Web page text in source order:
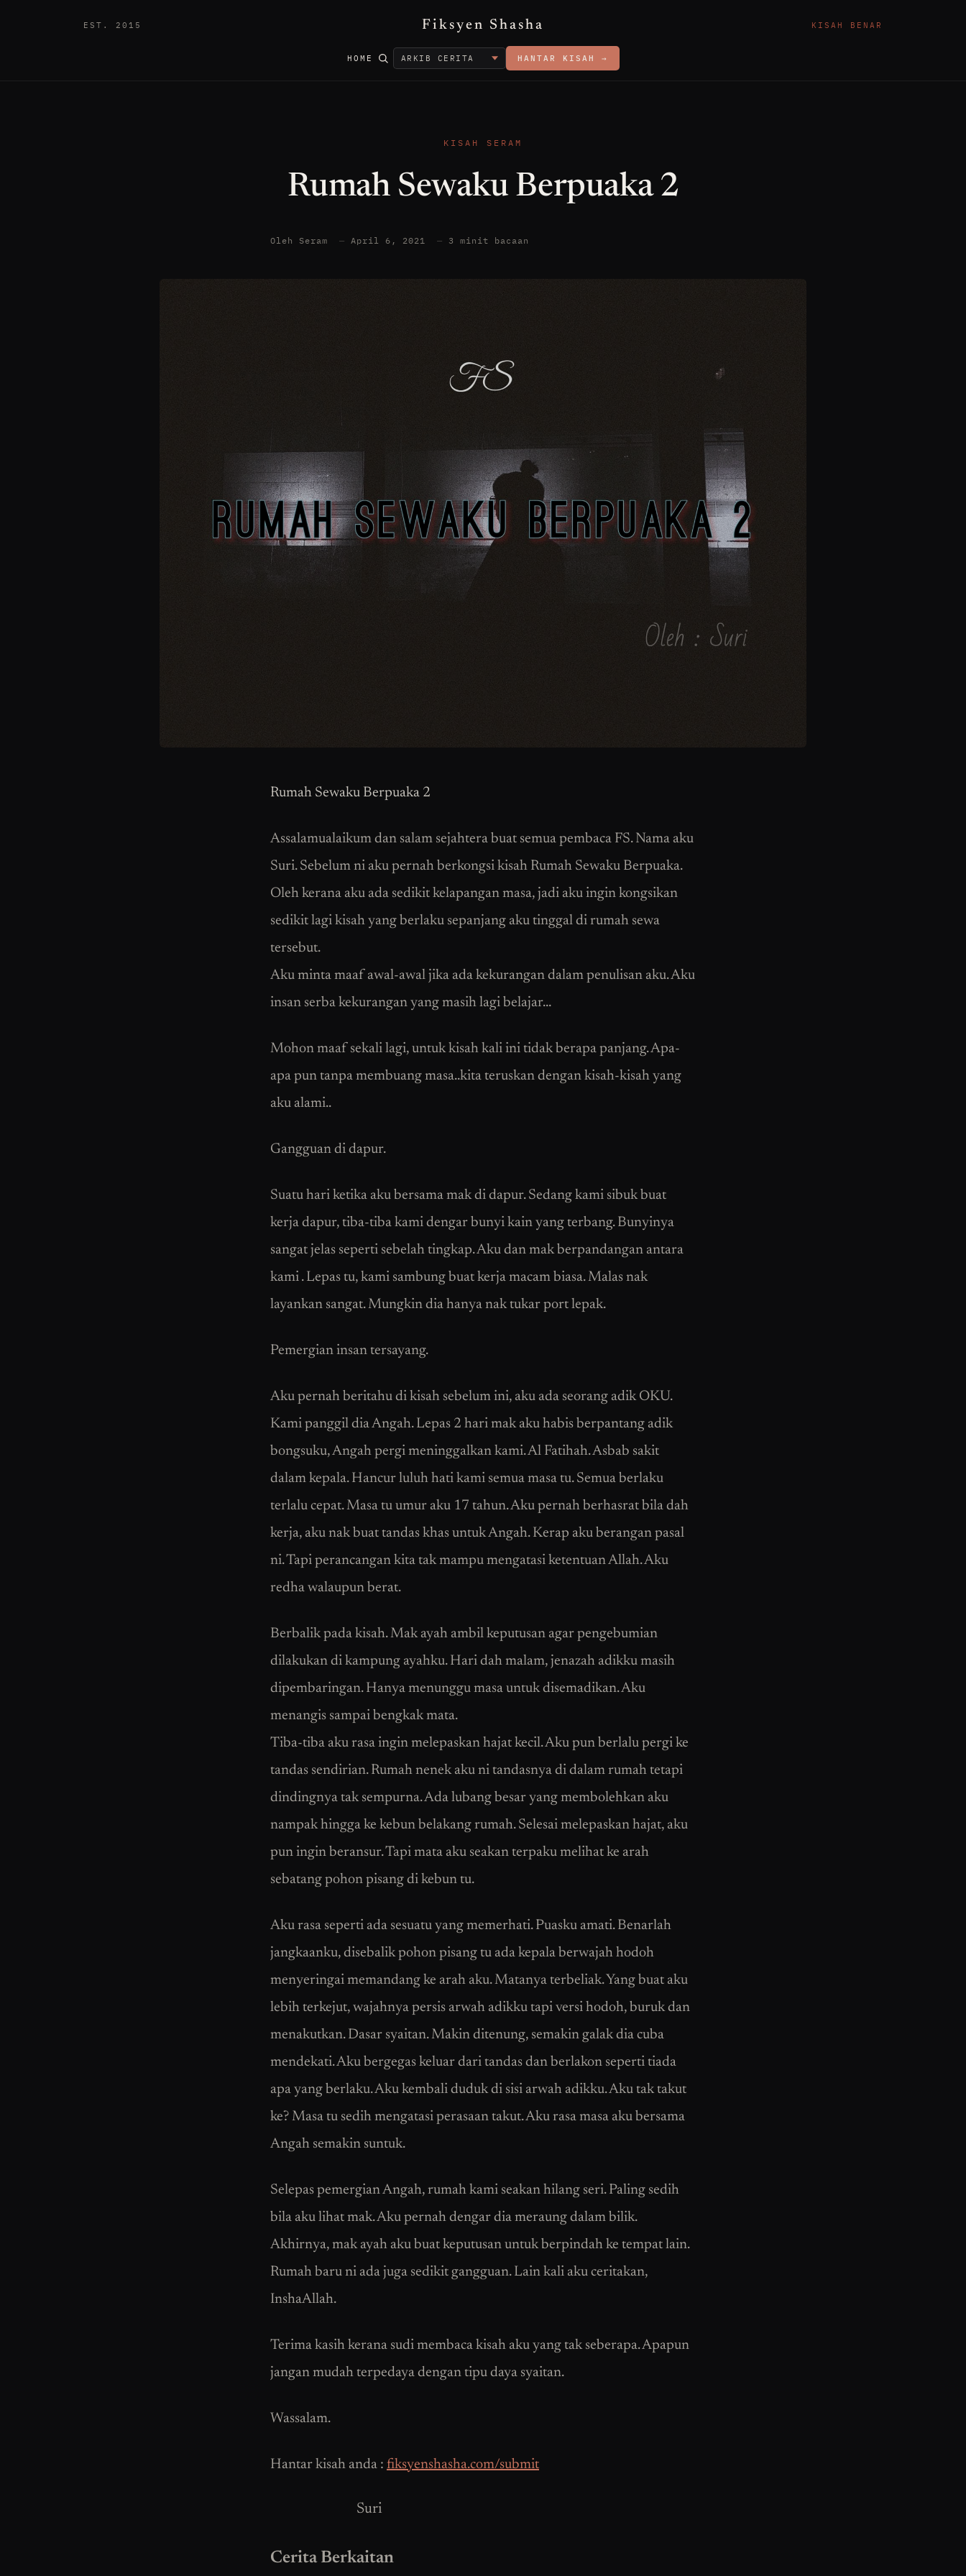
EST. 2015 Fiksyen Shasha KISAH BENAR
HOME HANTAR KISAH →
KISAH SERAM
Rumah Sewaku Berpuaka 2
Oleh Seram — April 6, 2021 — 3 minit bacaan
Rumah Sewaku Berpuaka 2
Assalamualaikum dan salam sejahtera buat semua pembaca FS. Nama aku
Suri. Sebelum ni aku pernah berkongsi kisah Rumah Sewaku Berpuaka.
Oleh kerana aku ada sedikit kelapangan masa, jadi aku ingin kongsikan
sedikit lagi kisah yang berlaku sepanjang aku tinggal di rumah sewa
tersebut.
Aku minta maaf awal-awal jika ada kekurangan dalam penulisan aku. Aku
insan serba kekurangan yang masih lagi belajar…
Mohon maaf sekali lagi, untuk kisah kali ini tidak berapa panjang. Apa-
apa pun tanpa membuang masa..kita teruskan dengan kisah-kisah yang
aku alami..
Gangguan di dapur.
Suatu hari ketika aku bersama mak di dapur. Sedang kami sibuk buat
kerja dapur, tiba-tiba kami dengar bunyi kain yang terbang. Bunyinya
sangat jelas seperti sebelah tingkap. Aku dan mak berpandangan antara
kami . Lepas tu, kami sambung buat kerja macam biasa. Malas nak
layankan sangat. Mungkin dia hanya nak tukar port lepak.
Pemergian insan tersayang.
Aku pernah beritahu di kisah sebelum ini, aku ada seorang adik OKU.
Kami panggil dia Angah. Lepas 2 hari mak aku habis berpantang adik
bongsuku, Angah pergi meninggalkan kami. Al Fatihah. Asbab sakit
dalam kepala. Hancur luluh hati kami semua masa tu. Semua berlaku
terlalu cepat. Masa tu umur aku 17 tahun. Aku pernah berhasrat bila dah
kerja, aku nak buat tandas khas untuk Angah. Kerap aku berangan pasal
ni. Tapi perancangan kita tak mampu mengatasi ketentuan Allah. Aku
redha walaupun berat.
Berbalik pada kisah. Mak ayah ambil keputusan agar pengebumian
dilakukan di kampung ayahku. Hari dah malam, jenazah adikku masih
dipembaringan. Hanya menunggu masa untuk disemadikan. Aku
menangis sampai bengkak mata.
Tiba-tiba aku rasa ingin melepaskan hajat kecil. Aku pun berlalu pergi ke
tandas sendirian. Rumah nenek aku ni tandasnya di dalam rumah tetapi
dindingnya tak sempurna. Ada lubang besar yang membolehkan aku
nampak hingga ke kebun belakang rumah. Selesai melepaskan hajat, aku
pun ingin beransur. Tapi mata aku seakan terpaku melihat ke arah
sebatang pohon pisang di kebun tu.
Aku rasa seperti ada sesuatu yang memerhati. Puasku amati. Benarlah
jangkaanku, disebalik pohon pisang tu ada kepala berwajah hodoh
menyeringai memandang ke arah aku. Matanya terbeliak. Yang buat aku
lebih terkejut, wajahnya persis arwah adikku tapi versi hodoh, buruk dan
menakutkan. Dasar syaitan. Makin ditenung, semakin galak dia cuba
mendekati. Aku bergegas keluar dari tandas dan berlakon seperti tiada
apa yang berlaku. Aku kembali duduk di sisi arwah adikku. Aku tak takut
ke? Masa tu sedih mengatasi perasaan takut. Aku rasa masa aku bersama
Angah semakin suntuk.
Selepas pemergian Angah, rumah kami seakan hilang seri. Paling sedih
bila aku lihat mak. Aku pernah dengar dia meraung dalam bilik.
Akhirnya, mak ayah aku buat keputusan untuk berpindah ke tempat lain.
Rumah baru ni ada juga sedikit gangguan. Lain kali aku ceritakan,
InshaAllah.
Terima kasih kerana sudi membaca kisah aku yang tak seberapa. Apapun
jangan mudah terpedaya dengan tipu daya syaitan.
Wassalam.
Hantar kisah anda : fiksyenshasha.com/submit
Suri
Cerita Berkaitan